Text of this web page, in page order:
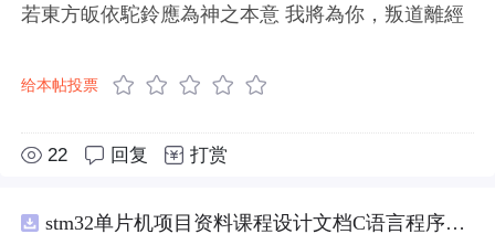
若東方皈依駝鈴應為神之本意 我將為你，叛道離經
给本帖投票
22 回复 打赏
stm32单片机项目资料课程设计文档C语言程序代码原理图电路PCB实例五种PWM反馈控制模式研究